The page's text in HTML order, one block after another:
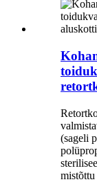
(sageli